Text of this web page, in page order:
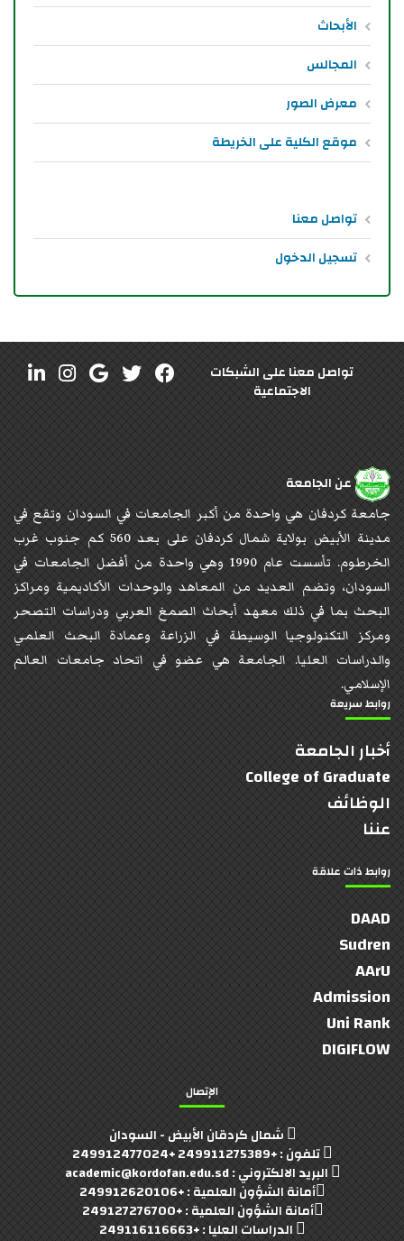
الأبحاث
المجالس
معرض الصور
موقع الكلية على الخريطة
تواصل معنا
تسجيل الدخول
تواصل معنا على الشبكات
الاجتماعية
عن الجامعة
جامعة كردفان هي واحدة من أكبر الجامعات في السودان وتقع في
مدينة الأبيض بولاية شمال كردفان على بعد 560 كم جنوب غرب
الخرطوم. تأسست عام 1990 وهي واحدة من أفضل الجامعات في
السودان، وتضم العديد من المعاهد والوحدات الأكاديمية ومراكز
البحث بما في ذلك معهد أبحاث الصمغ العربي ودراسات التصحر
ومركز التكنولوجيا الوسيطة في الزراعة وعمادة البحث العلمي
والدراسات العليا. الجامعة هي عضو في اتحاد جامعات العالم
الإسلامي.
روابط سريعة
أخبار الجامعة
College of Graduate
الوظائف
عننا
روابط ذات علاقة
DAAD
Sudren
AArU
Admission
Uni Rank
DIGIFLOW
الإتصال
شمال كردقان الأبيض - السودان
تلفون : +249911275389 +249912477024
البريد الالكتروني : academic@kordofan.edu.sd
أمانة الشؤون العلمية : +249912620106
أمانة الشؤون العلمية : +249127276700
الدراسات العليا : +249116116663